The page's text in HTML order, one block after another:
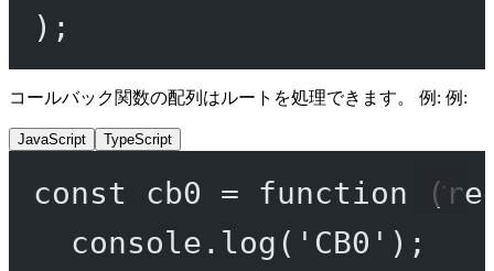
);
コールバック関数の配列はルートを処理できます。 例: 例:
JavaScript TypeScript
const cb0 = function (
console. log ( 'CB0' );